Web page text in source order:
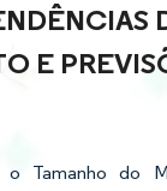
E
Tamanho do